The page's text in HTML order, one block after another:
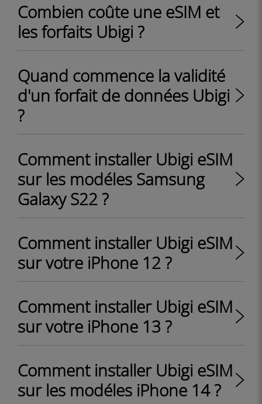
Combien coûte une eSIM et
les forfaits Ubigi ?
Quand commence la validité
d'un forfait de données Ubigi
?
Comment installer Ubigi eSIM
sur les modéles Samsung
Galaxy S22 ?
Comment installer Ubigi eSIM
sur votre iPhone 12 ?
Comment installer Ubigi eSIM
sur votre iPhone 13 ?
Comment installer Ubigi eSIM
sur les modéles iPhone 14 ?